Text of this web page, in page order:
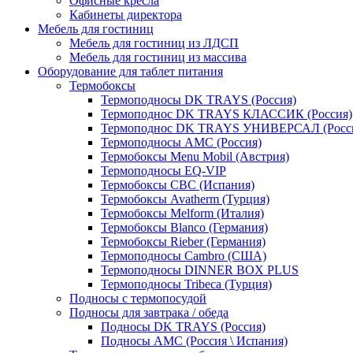
Кабинеты директора
Мебель для гостиниц
Мебель для гостиниц из ЛДСП
Мебель для гостиниц из массива
Оборудование для таблет питания
Термобоксы
Термоподносы DK TRAYS (Россия)
Термоподнос DK TRAYS КЛАССИК (Россия)
Термоподнос DK TRAYS УНИВЕРСАЛ
Термоподносы AMC (Россия)
Термобоксы Menu Mobil (Австрия)
Термоподносы EQ-VIP
Термобоксы CBC (Испания)
Термобоксы Avatherm (Турция)
Термобоксы Melform (Италия)
Термобоксы Blanco (Германия)
Термобоксы Rieber (Германия)
Термоподносы Cambro (США)
Термоподносы DINNER BOX PLUS
Термоподносы Tribeca (Турция)
Подносы с термопосудой
Подносы для завтрака / обеда
Подносы DK TRAYS (Россия)
Подносы AMC (Россия \ Испания)